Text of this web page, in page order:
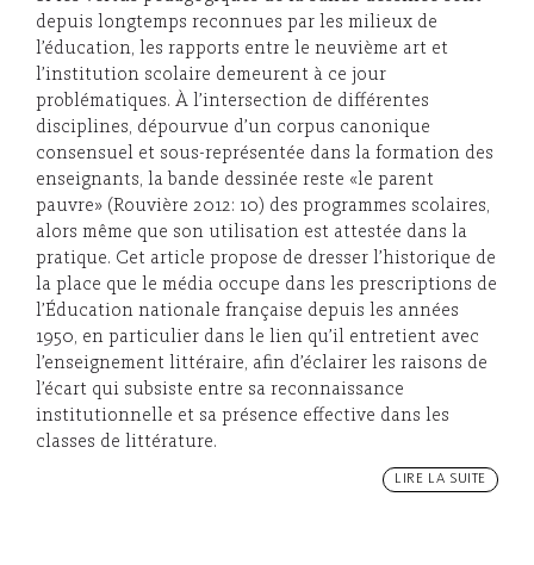
depuis longtemps reconnues par les milieux de
l’éducation, les rapports entre le neuvième art et
l’institution scolaire demeurent à ce jour
problématiques. À l’intersection de différentes
disciplines, dépourvue d’un corpus canonique
consensuel et sous-représentée dans la formation des
enseignants, la bande dessinée reste «le parent
pauvre» (Rouvière 2012: 10) des programmes scolaires,
alors même que son utilisation est attestée dans la
pratique. Cet article propose de dresser l’historique de
la place que le média occupe dans les prescriptions de
l’Éducation nationale française depuis les années
1950, en particulier dans le lien qu’il entretient avec
l’enseignement littéraire, afin d’éclairer les raisons de
l’écart qui subsiste entre sa reconnaissance
institutionnelle et sa présence effective dans les
classes de littérature.
LIRE LA SUITE